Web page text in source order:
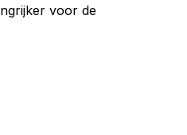
voor de